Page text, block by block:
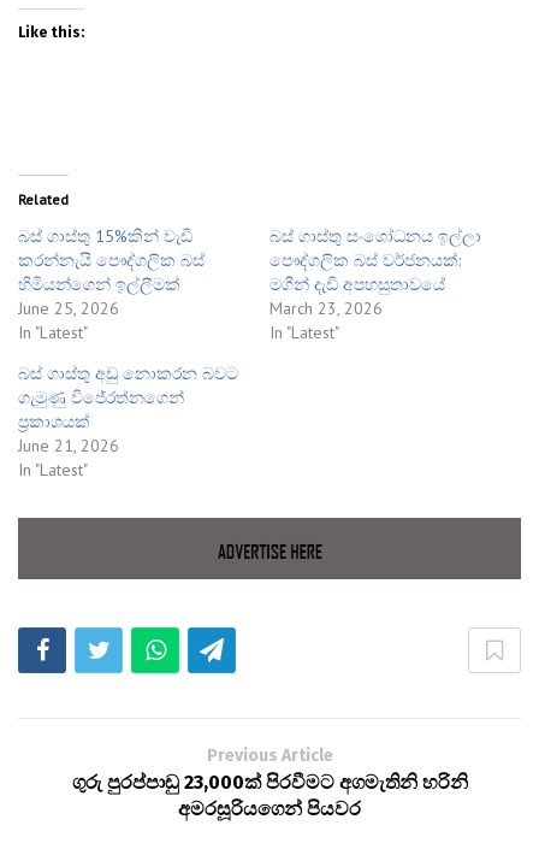
Like this:
Related
බස් ගාස්තු 15%කින් වැඩි
කරන්නැයි පෞද්ගලික බස්
හිමියන්ගෙන් ඉල්ලීමක්
June 25, 2026
In "Latest"
බස් ගාස්තු සංශෝධනය ඉල්ලා
පෞද්ගලික බස් වර්ජනයක්:
මගීන් දැඩි අපහසුතාවයේ
March 23, 2026
In "Latest"
බස් ගාස්තු අඩු නොකරන බවට
ගැමුණු විජේරත්නගෙන්
ප්‍රකාශයක්
June 21, 2026
In "Latest"
Previous Article
ගුරු පුරප්පාඩු 23,000ක් පිරවීමට අගමැතිනි හරිනි
අමරසූරියගෙන් පියවර